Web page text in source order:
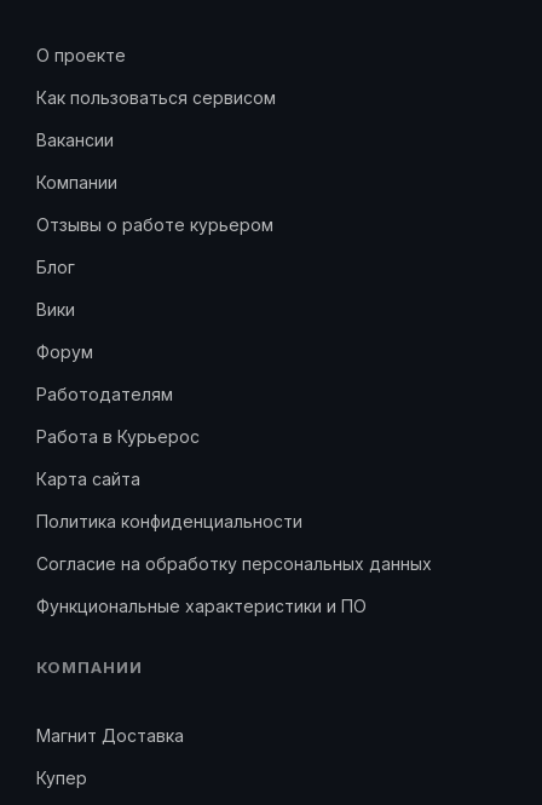
О проекте
Как пользоваться сервисом
Вакансии
Компании
Отзывы о работе курьером
Блог
Вики
Форум
Работодателям
Работа в Курьерос
Карта сайта
Политика конфиденциальности
Согласие на обработку персональных данных
Функциональные характеристики и ПО
КОМПАНИИ
Магнит Доставка
Купер